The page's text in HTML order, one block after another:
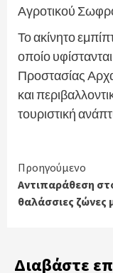
Αγροτικού
Το ακίνητο
οποίο
Προστασίας
και
τουριστική
Continue
Reading
Προηγούμενο
Αντιπαράθεση
θαλάσσιες ζώνες
Διαβάστε